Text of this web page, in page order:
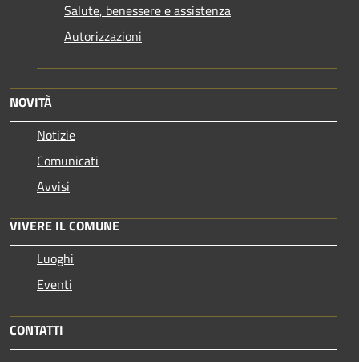
Salute, benessere e assistenza
Autorizzazioni
NOVITÀ
Notizie
Comunicati
Avvisi
VIVERE IL COMUNE
Luoghi
Eventi
CONTATTI